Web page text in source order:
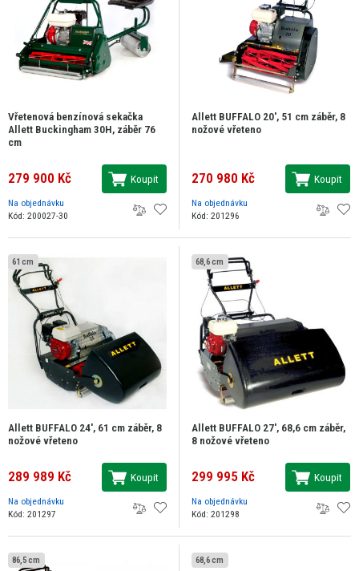
Vřetenová benzínová sekačka
Allett Buckingham 30H, záběr 76
cm
279 900 Kč Koupit
Na objednávku
Kód: 200027-30
Allett BUFFALO 20', 51 cm záběr, 8
nožové vřeteno
270 980 Kč Koupit
Na objednávku
Kód: 201296
61 cm
Allett BUFFALO 24', 61 cm záběr, 8
nožové vřeteno
289 989 Kč Koupit
Na objednávku
Kód: 201297
68,6 cm
Allett BUFFALO 27', 68,6 cm záběr,
8 nožové vřeteno
299 995 Kč Koupit
Na objednávku
Kód: 201298
86,5 cm 68,6 cm